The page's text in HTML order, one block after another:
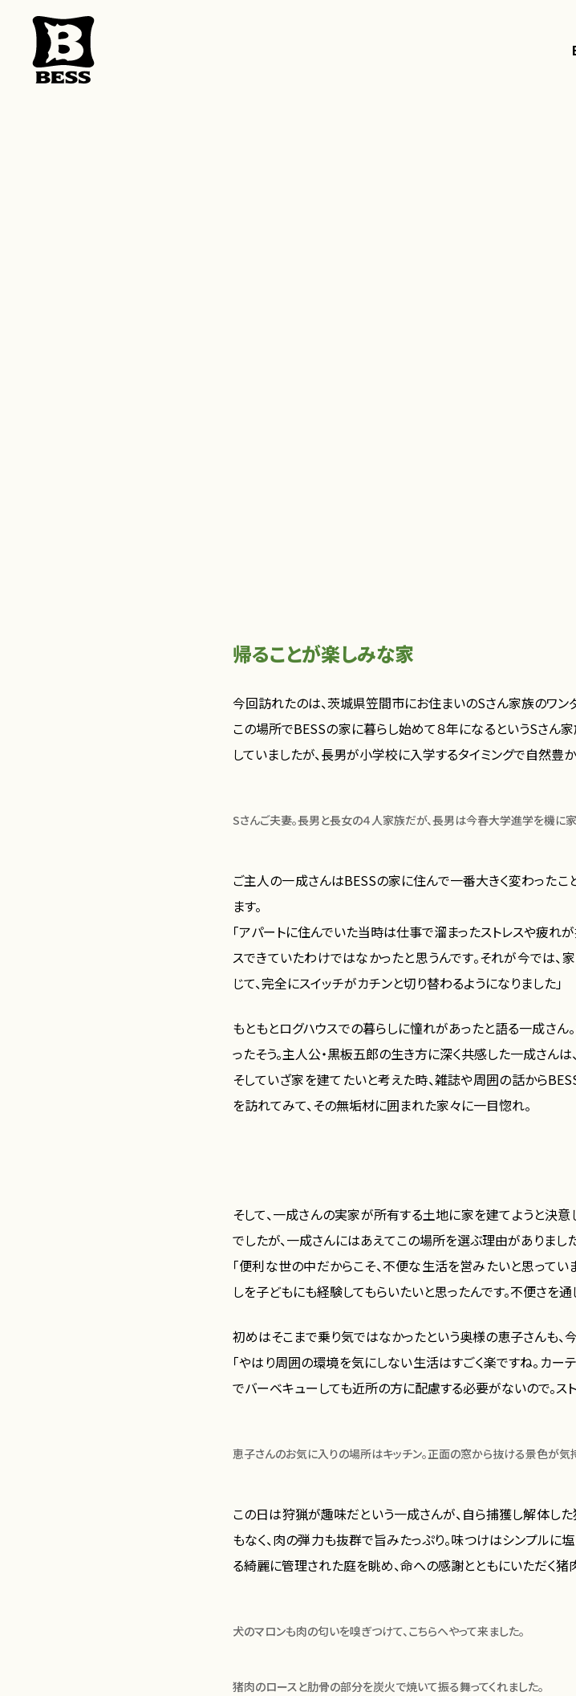
帰ることが楽しみな家
今回訪れたのは、茨城県笠間市にお住まいのSさん家族のワン
この場所でBESSの家に暮らし始めて８年になるというSさん
していましたが、長男が小学校に入学するタイミングで自然豊
Sさんご夫妻。長男と長女の４人家族だが、長男は今春大学進学を機に家
ご主人の一成さんはBESSの家に住んで一番大きく変わったこ
ます。
「アパートに住んでいた当時は仕事で溜まったストレスや疲れ
スできていたわけではなかったと思うんです。それが今では、
じて、完全にスイッチがカチンと切り替わるようになりました」
もともとログハウスでの暮らしに憧れがあったと語る一成さん
ったそう。主人公・黒板五郎の生き方に深く共感した一成さんは
そしていざ家を建てたいと考えた時、雑誌や周囲の話から
を訪れてみて、その無垢材に囲まれた家々に一目惚れ。
そして、一成さんの実家が所有する土地に家を建てようと決
でしたが、一成さんにはあえてこの場所を選ぶ理由がありました
「便利な世の中だからこそ、不便な生活を営みたいと思って
しを子どもにも経験してもらいたいと思ったんです。不便さを通
初めはそこまで乗り気ではなかったという奥様の恵子さんも、
「やはり周囲の環境を気にしない生活はすごく楽ですね。カー
でバーベキューしても近所の方に配慮する必要がないので。ス
恵子さんのお気に入りの場所はキッチン。正面の窓から抜ける景色が気
この日は狩猟が趣味だという一成さんが、自ら捕獲し解体し
もなく、肉の弾力も抜群で旨みたっぷり。味つけはシンプルに
る綺麗に管理された庭を眺め、命への感謝とともにいただく猪
犬のマロンも肉の匂いを嗅ぎつけて、こちらへやって来ました。
猪肉のロースと肋骨の部分を炭火で焼いて振る舞ってくれました。